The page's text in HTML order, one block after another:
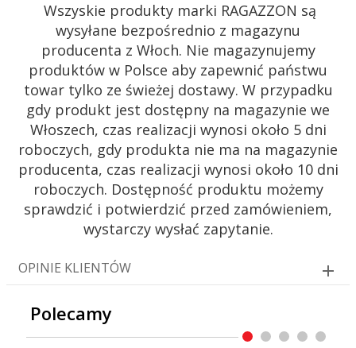
Wszyskie produkty marki RAGAZZON są
wysyłane bezpośrednio z magazynu
producenta z Włoch. Nie magazynujemy
produktów w Polsce aby zapewnić państwu
towar tylko ze świeżej dostawy. W przypadku
gdy produkt jest dostępny na magazynie we
Włoszech, czas realizacji wynosi około 5 dni
roboczych, gdy produkta nie ma na magazynie
producenta, czas realizacji wynosi około 10 dni
roboczych. Dostępność produktu możemy
sprawdzić i potwierdzić przed zamówieniem,
wystarczy wysłać zapytanie.
OPINIE KLIENTÓW
Polecamy